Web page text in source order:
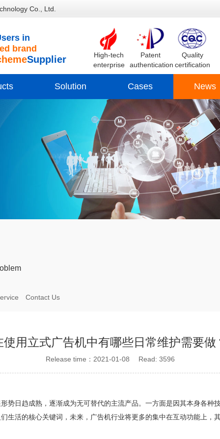
Co., Ltd.
in
brand
Supplier
High-tech
enterprise
Patent
authentication
Quality
certification
Solution Cases News
Contact Us
使用立式广告机中有哪些日常维护需要做
Release time：2021-01-08 Read: 3596
势日趋成熟，逐渐成为无可替代的主流产品。一方面是因其本身各种
生活的核心关键词，未来，广告机行业将更多的集中在互动功能上，